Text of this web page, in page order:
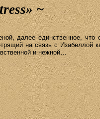
» ~
далее единственное, что
на связь с Изабеллой
и нежной…